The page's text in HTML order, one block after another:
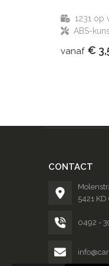
1231op
ABS-
vanaf €
CONTACT
5421
0492 -